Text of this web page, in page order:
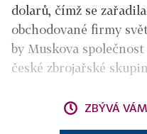
dolarů, čímž se
obchodované firmy
by Muskova
české zbrojařské
ZBÝVÁ